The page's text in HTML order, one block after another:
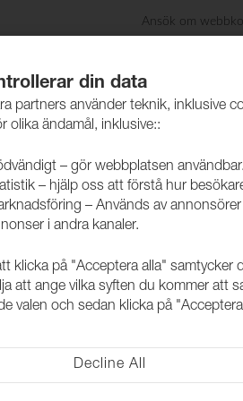
Ansök om
Produkter Skötselråd
din data
partners använder teknik, inklusive
olika ändamål, inklusive::
– gör webbplatsen användbar.
– hjälp oss att förstå hur
– Används av
i andra kanaler.
klicka på "Acceptera alla" samtycker
att ange vilka syften du kommer att
valen och sedan klicka på
Decline All